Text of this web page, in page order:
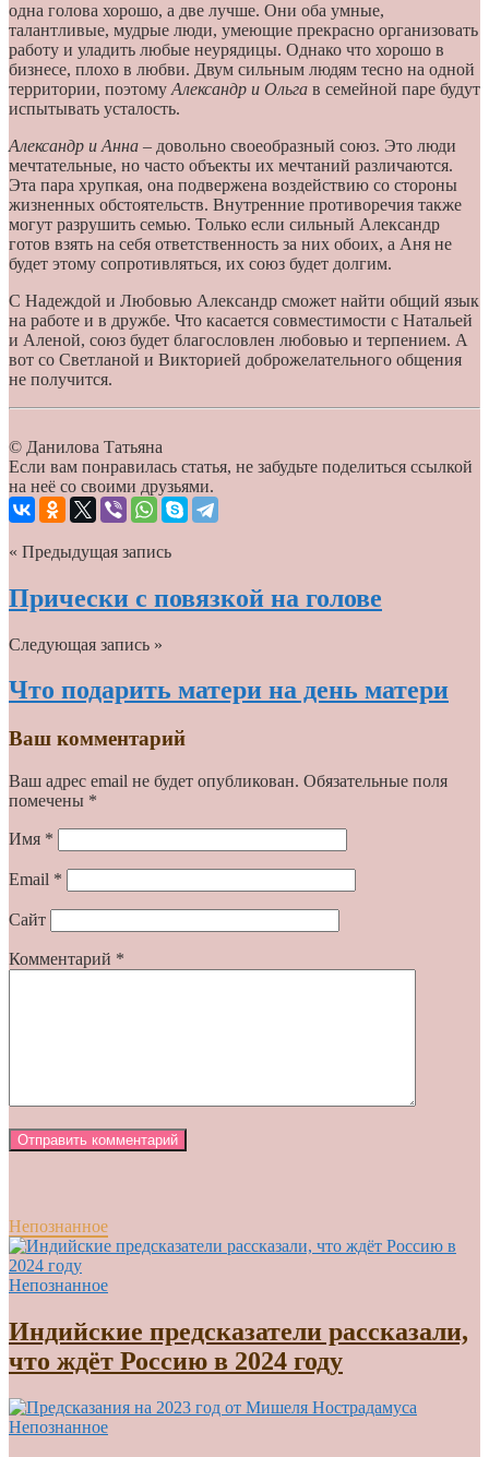
одна голова хорошо, а две лучше. Они оба умные,
талантливые, мудрые люди, умеющие прекрасно организовать
работу и уладить любые неурядицы. Однако что хорошо в
бизнесе, плохо в любви. Двум сильным людям тесно на одной
территории, поэтому Александр и Ольга в семейной паре будут
испытывать усталость.
Александр и Анна – довольно своеобразный союз. Это люди
мечтательные, но часто объекты их мечтаний различаются.
Эта пара хрупкая, она подвержена воздействию со стороны
жизненных обстоятельств. Внутренние противоречия также
могут разрушить семью. Только если сильный Александр
готов взять на себя ответственность за них обоих, а Аня не
будет этому сопротивляться, их союз будет долгим.
С Надеждой и Любовью Александр сможет найти общий язык
на работе и в дружбе. Что касается совместимости с Натальей
и Аленой, союз будет благословлен любовью и терпением. А
вот со Светланой и Викторией доброжелательного общения
не получится.
© Данилова Татьяна
Если вам понравилась статья, не забудьте поделиться ссылкой
на неё со своими друзьями.
« Предыдущая запись
Прически с повязкой на голове
Следующая запись »
Что подарить матери на день матери
Ваш комментарий
Ваш адрес email не будет опубликован. Обязательные поля
помечены *
Имя *
Email *
Сайт
Комментарий *
Непознанное
Непознанное
Индийские предсказатели рассказали,
что ждёт Россию в 2024 году
Непознанное